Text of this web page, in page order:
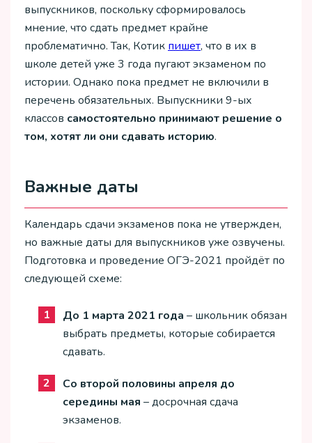
выпускников, поскольку сформировалось
мнение, что сдать предмет крайне
проблематично. Так, Котик пишет, что в их в
школе детей уже 3 года пугают экзаменом по
истории. Однако пока предмет не включили в
перечень обязательных. Выпускники 9-ых
классов самостоятельно принимают решение о
том, хотят ли они сдавать историю.
Важные даты
Календарь сдачи экзаменов пока не утвержден,
но важные даты для выпускников уже озвучены.
Подготовка и проведение ОГЭ-2021 пройдёт по
следующей схеме:
До 1 марта 2021 года – школьник обязан
выбрать предметы, которые собирается
сдавать.
Со второй половины апреля до
середины мая – досрочная сдача
экзаменов.